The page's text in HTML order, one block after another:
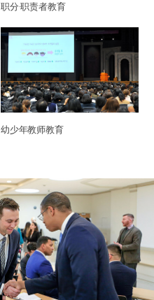
职分·职责者教育
幼少年教师教育